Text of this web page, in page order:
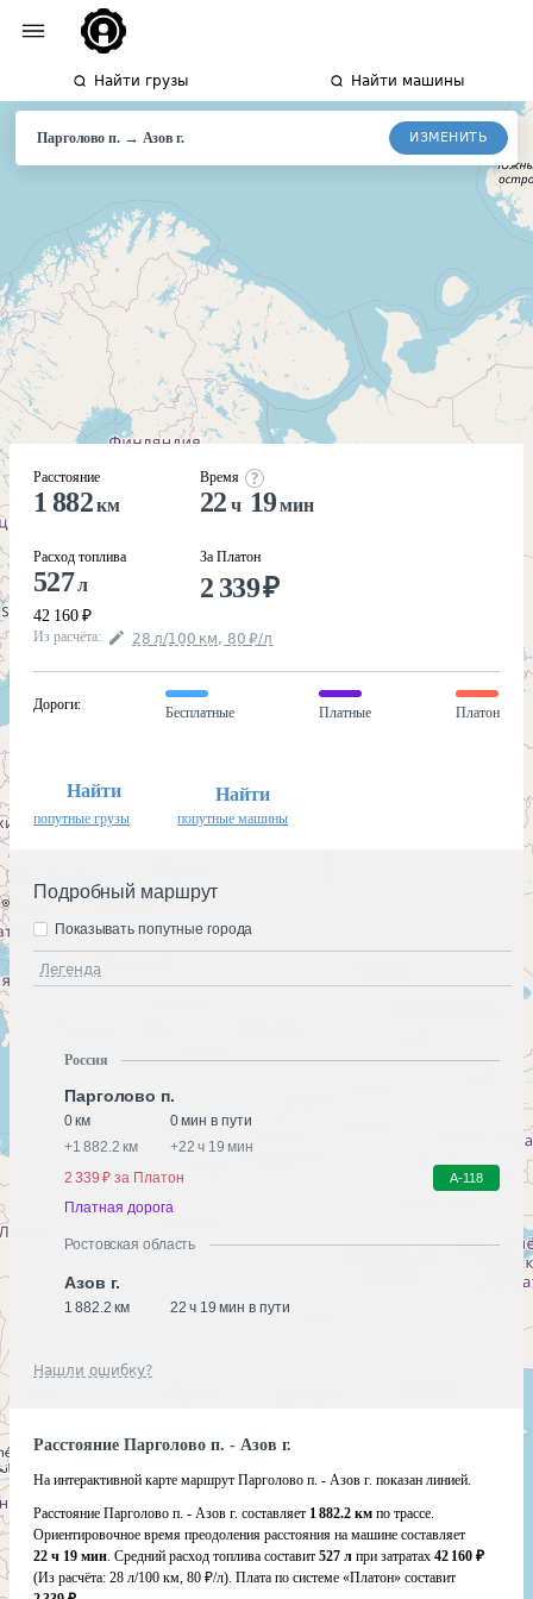
Найти грузы Найти машины
Парголово п.→ Азовг. ИЗМЕНИТЬ
Расстояние
1 882км
Расход топлива
527л
42 160 ₽
Время
22 ч 19мин
За Платон
2 339₽
Из расчёта: 28 л/100 км, 80 ₽/л
Дороги:
Бесплатные Платные Платон
Найти
попутные грузы
Найти
попутные машины
Подробный маршрут
Легенда
Показывать попутные города
Россия
Парголово п.
0 км
0 мин в пути
+1 882.2 км +22 ч 19 мин
2 339 ₽ за Платон
А-118
Платная дорога
Ростовская область
Азов г.
1 882.2 км 22 ч 19 мин в пути
Нашли ошибку?
Расстояние Парголово п. - Азов г.
На интерактивной карте маршрут Парголово п. - Азов г. показан линией.
Расстояние Парголово п. - Азов г. составляет 1 882.2 км по трассе.
Ориентировочное время преодоления расстояния на машине составляет
22 ч 19 мин. Средний расход топлива составит 527 л при затратах 42 160 ₽
(Из расчёта: 28 л/100 км, 80 ₽/л). Плата по системе «Платон» составит